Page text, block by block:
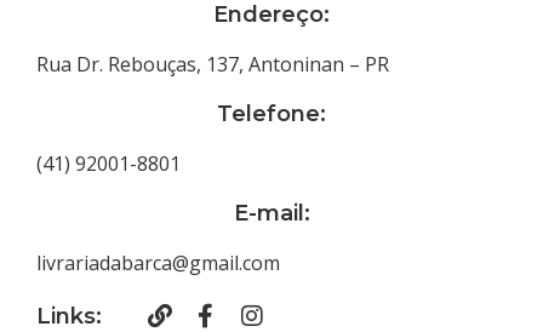
Endereço:
Rua Dr. Rebouças, 137, Antoninan – PR
Telefone:
(41) 92001-8801
E-mail:
livrariadabarca@gmail.com
Links: